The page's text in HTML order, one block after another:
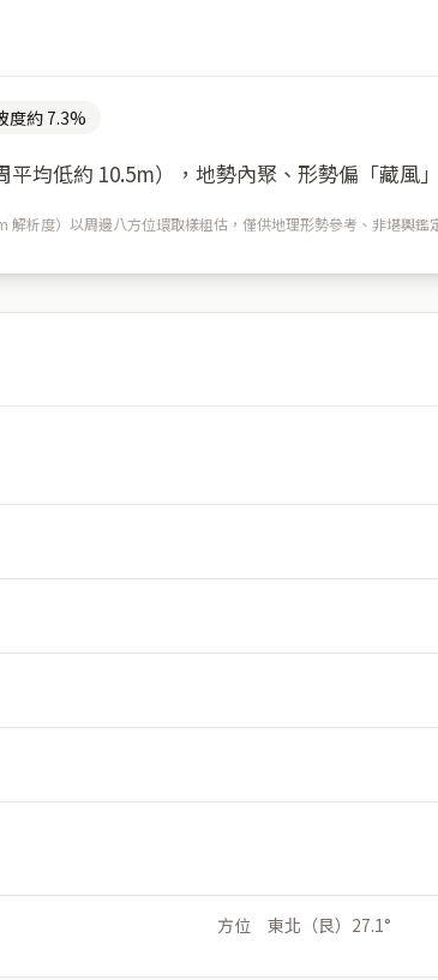
度約 7.3%
均低約 10.5m），地勢內聚、形勢偏「藏風
解析度）以周邊八方位環取樣粗估，僅供地理形勢參考、非堪輿
方位 東北（艮）27.1°